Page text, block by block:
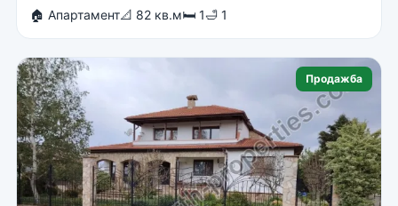
🏠 Апартамент📐 82 кв.м🛏 1🛁 1
Продажба